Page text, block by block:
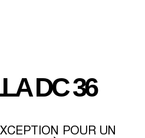
DC 36
POUR UN